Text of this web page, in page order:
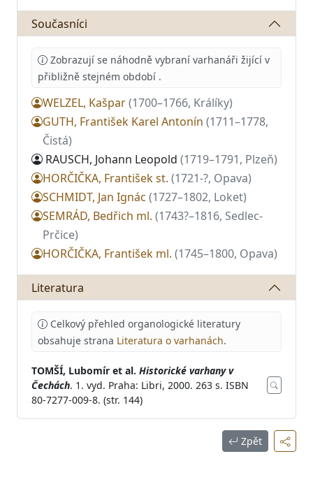
Současníci
Zobrazují se náhodně vybraní varhanáři žijící v
přibližně stejném období .
WELZEL, Kašpar(1700–1766, Králíky)
GUTH, František Karel Antonín (1711–1778,
Čistá)
RAUSCH, Johann Leopold (1719–1791, Plzeň)
HORČIČKA, František st. (1721-?, Opava)
SCHMIDT, Jan Ignác (1727–1802, Loket)
SEMRÁD, Bedřich ml. (1743?–1816, Sedlec-
Prčice)
HORČIČKA, František ml. (1745–1800, Opava)
Literatura
Celkový přehled organologické literatury
obsahuje strana Literatura o varhanách.
TOMŠÍ, Lubomír et al. Historické varhany v
Čechách. 1. vyd. Praha: Libri, 2000. 263 s. ISBN
80-7277-009-8. (str. 144)
Zpět